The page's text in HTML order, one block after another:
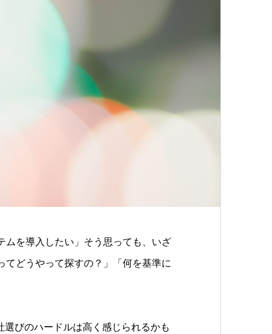
を導入したい」そう思っても、いざ
どうやって探すの？」「何を基準に
びのハードルは高く感じられるかも